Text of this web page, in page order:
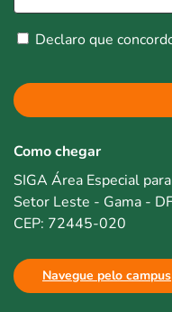
Declaro que
Como chegar
SIGA Área Especial
Setor Leste - Gama -
CEP: 72445-020
Navegue pelo campus